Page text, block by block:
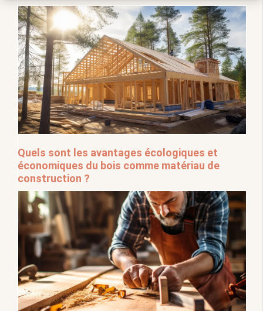
Quels sont les avantages écologiques et
économiques du bois comme matériau de
construction ?